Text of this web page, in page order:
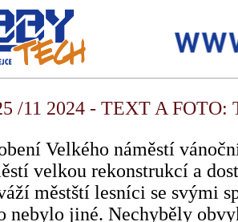
/11 2024 - TEXT A FOTO:
Velkého náměstí
velkou rekonstrukcí a
městští lesníci se svými
nebylo jiné. Nechyběly